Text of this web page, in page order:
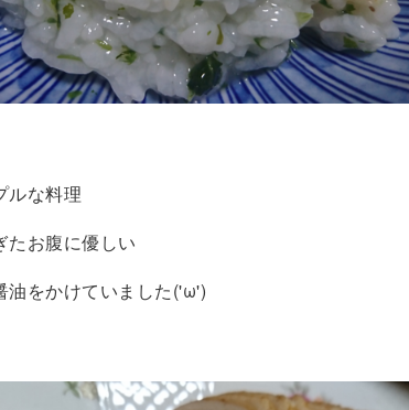
ルな料理
たお腹に優しい
油をかけていました('ω')